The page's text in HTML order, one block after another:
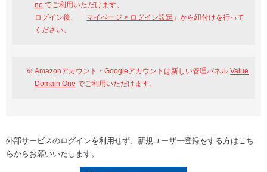
ne でご利用いただけます。
ログイン後、「 マイページ > ログイン設定 」から紐付けを行って
ください。
Amazonアカウント・Googleアカウントは新しい管理パネルValue
Domain One でご利用いただけます。
外部サービスのログインを利用せず、新規ユーザー登録をする方はこち
らからお願いいたします。